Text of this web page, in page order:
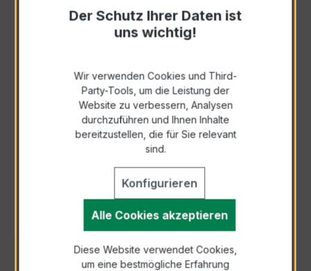
Anfrage schriftlich
Zur Sammelanfrage hinzufügen
Anfrage telefonisch
Als PDF exportieren
BESCHREIBUNG
Der Schutz Ihrer Daten ist
uns wichtig!
Wir verwenden Cookies und Third-
Party-Tools, um die Leistung der
Website zu verbessern, Analysen
durchzuführen und Ihnen Inhalte
bereitzustellen, die für Sie relevant
sind.
Konfigurieren
Alle Cookies akzeptieren
Diese Website verwendet Cookies,
um eine bestmögliche Erfahrung